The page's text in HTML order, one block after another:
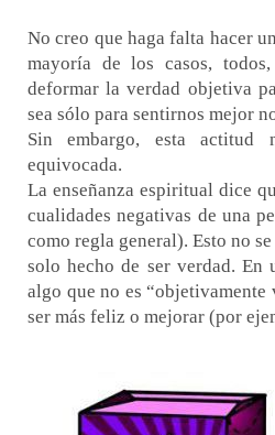
No creo que haga falta hacer
mayoría de los casos,
deformar la verdad objetiva
sea sólo para sentirnos mejor
Sin embargo, esta
equivocada.
La enseñanza espiritual dice
cualidades negativas de una
como regla general). Esto no
solo hecho de ser verdad. En
algo que no es
ser más feliz o mejorar (por